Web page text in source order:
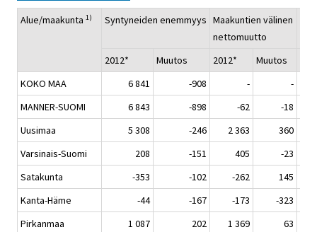
Alue/maakunta 1) Syntyneiden enemmyys Maakuntien välinen
nettomuutto
2012* Muutos 2012* Muutos
KOKO MAA
6 841 -908 - -
MANNER-SUOMI
6 843 -898 -62 -18
Uusimaa
5 308 -246 2 363
360
Varsinais-Suomi
208 -151 405
-23
Satakunta
-353 -102 -262
145
Kanta-Häme
-44 -167 -173
-323
Pirkanmaa
1 087 202 1 369
63